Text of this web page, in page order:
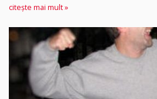
citește mai mult »